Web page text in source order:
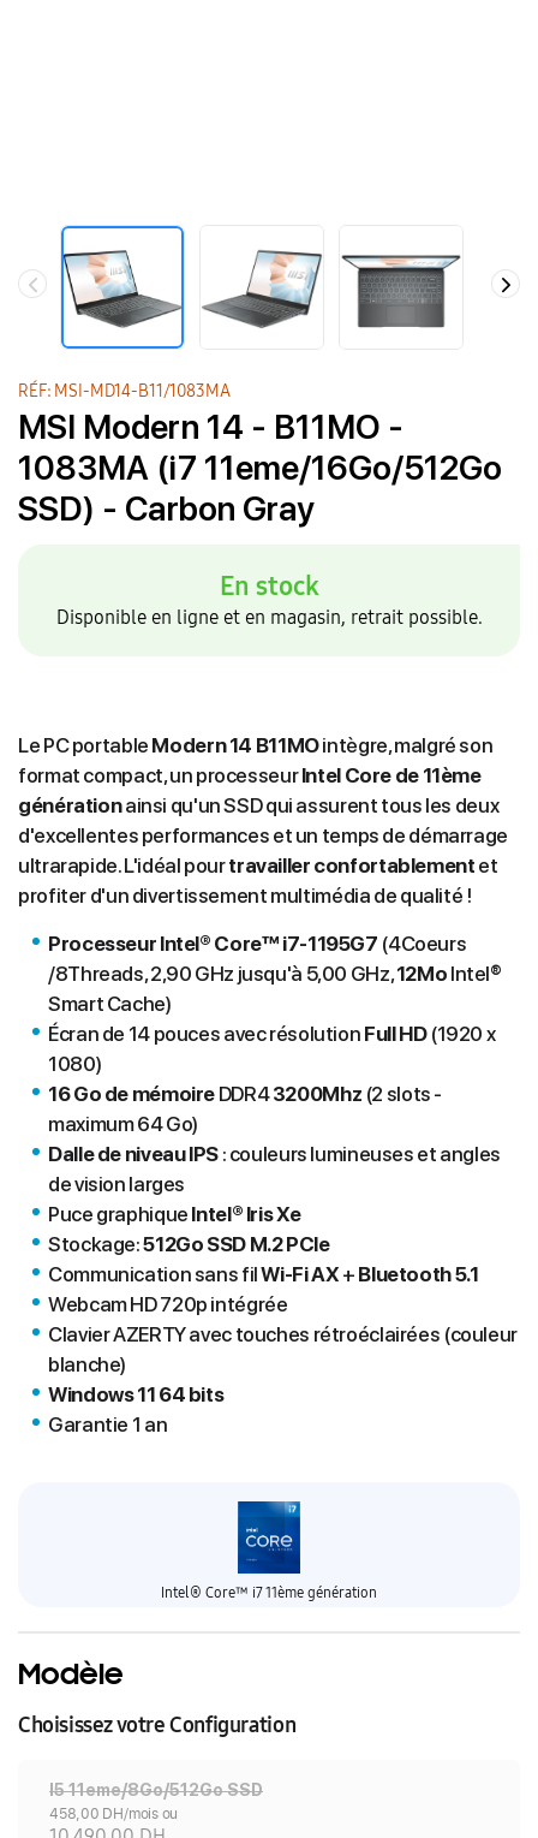
RÉF: MSI-MD14-B11/1083MA
MSI Modern 14 - B11MO -
1083MA (i7 11eme/16Go/512Go
SSD) - Carbon Gray
En stock
Disponible en ligne et en magasin, retrait possible.
Le PC portable Modern 14 B11MOintègre, malgré son
format compact, un processeurIntel Core de 11ème
générationainsi qu'un SSD qui assurent tous les deux
d'excellentes performances et un temps de démarrage
ultrarapide. L'idéal pourtravailler confortablement et
profiter d'un divertissement multimédia de qualité !
Processeur Intel® Core™ i7-1195G7 (4Coeurs
/8Threads, 2,90 GHz jusqu'à 5,00 GHz,12Mo Intel®
Smart Cache)
Écran de 14 pouces avec résolution Full HD(1920 x
1080)
16 Go de mémoire DDR43200Mhz (2 slots -
maximum 64 Go)
Dalle de niveau IPS : couleurs lumineuses et angles
de vision larges
Puce graphique Intel® Iris Xe
Stockage:512Go SSD M.2 PCIe
Communication sans filWi-Fi AX + Bluetooth 5.1
Webcam HD 720p intégrée
Clavier AZERTY avec touches rétroéclairées (couleur
blanche)
Windows 11 64 bits
Garantie 1 an
Intel® Core™ i7 11ème génération
Modèle
Choisissez votre Configuration
I5 11eme/8Go/512Go SSD
458,00 DH/mois ou